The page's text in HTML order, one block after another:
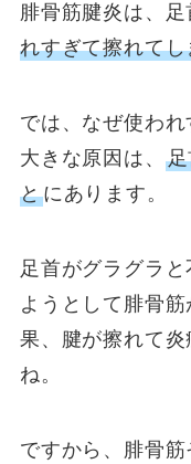
腓骨筋腱炎は、
れすぎて擦れてし
では、なぜ使われ
大きな原因は、
とにあります。
足首がグラグラ
ようとして腓骨
果、腱が擦れて
ね。
ですから、腓骨